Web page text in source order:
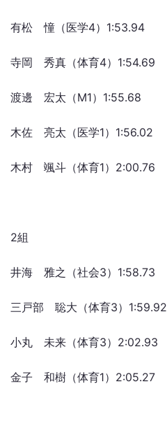
有松 憧（医学4）1:53.94
寺岡 秀真（体育4）1:54.69
渡邊 宏太（M1）1:55.68
木佐 亮太（医学1）1:56.02
木村 颯斗（体育1）2:00.76
2組
井海 雅之（社会3）1:58.73
三戸部 聡大（体育3）1:59.92
小丸 未来（体育3）2:02.93
金子 和樹（体育1）2:05.27